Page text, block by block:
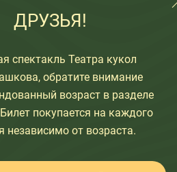
из Малаги»
этот спектакль
6-ти лет.
ДРУЗЬЯ!
спектакль Театра кукол
обратите внимание
возраст в разделе
покупается на каждого
независимо от возраста.